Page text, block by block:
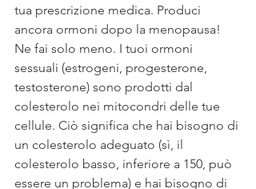
tua prescrizione medica. Produci
ancora ormoni dopo la menopausa!
Ne fai solo meno. I tuoi ormoni
sessuali (estrogeni, progesterone,
testosterone) sono prodotti dal
colesterolo nei mitocondri delle tue
cellule. Ciò significa che hai bisogno di
un colesterolo adeguato (sì, il
colesterolo basso, inferiore a 150, può
essere un problema) e hai bisogno di